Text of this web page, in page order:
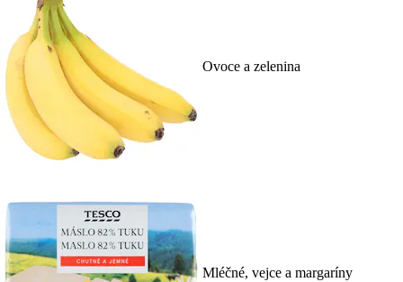
Ovoce a zelenina
Mléčné, vejce a margaríny